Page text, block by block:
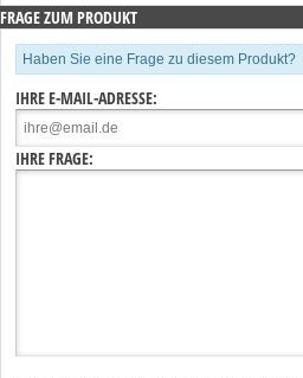
FRAGE ZUM PRODUKT
Haben Sie eine Frage zu diesem Produkt?
IHRE E-MAIL-ADRESSE:
IHRE FRAGE: